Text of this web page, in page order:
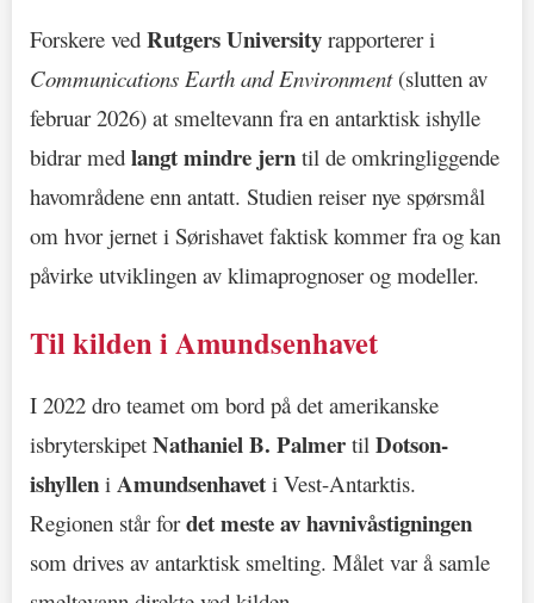
Forskere ved Rutgers University rapporterer i
Communications Earth and Environment(slutten av
februar 2026) at smeltevann fra en antarktisk ishylle
bidrar med langt mindre jern til de omkringliggende
havområdene enn antatt. Studien reiser nye spørsmål
om hvor jernet i Sørishavet faktisk kommer fra og kan
påvirke utviklingen av klimaprognoser og modeller.
Til kilden i Amundsenhavet
I 2022 dro teamet om bord på det amerikanske
isbryterskipet Nathaniel B. Palmer til Dotson-
ishyllen i Amundsenhavet i Vest-Antarktis.
Regionen står fordet meste av havnivåstigningen
som drives av antarktisk smelting. Målet var å samle